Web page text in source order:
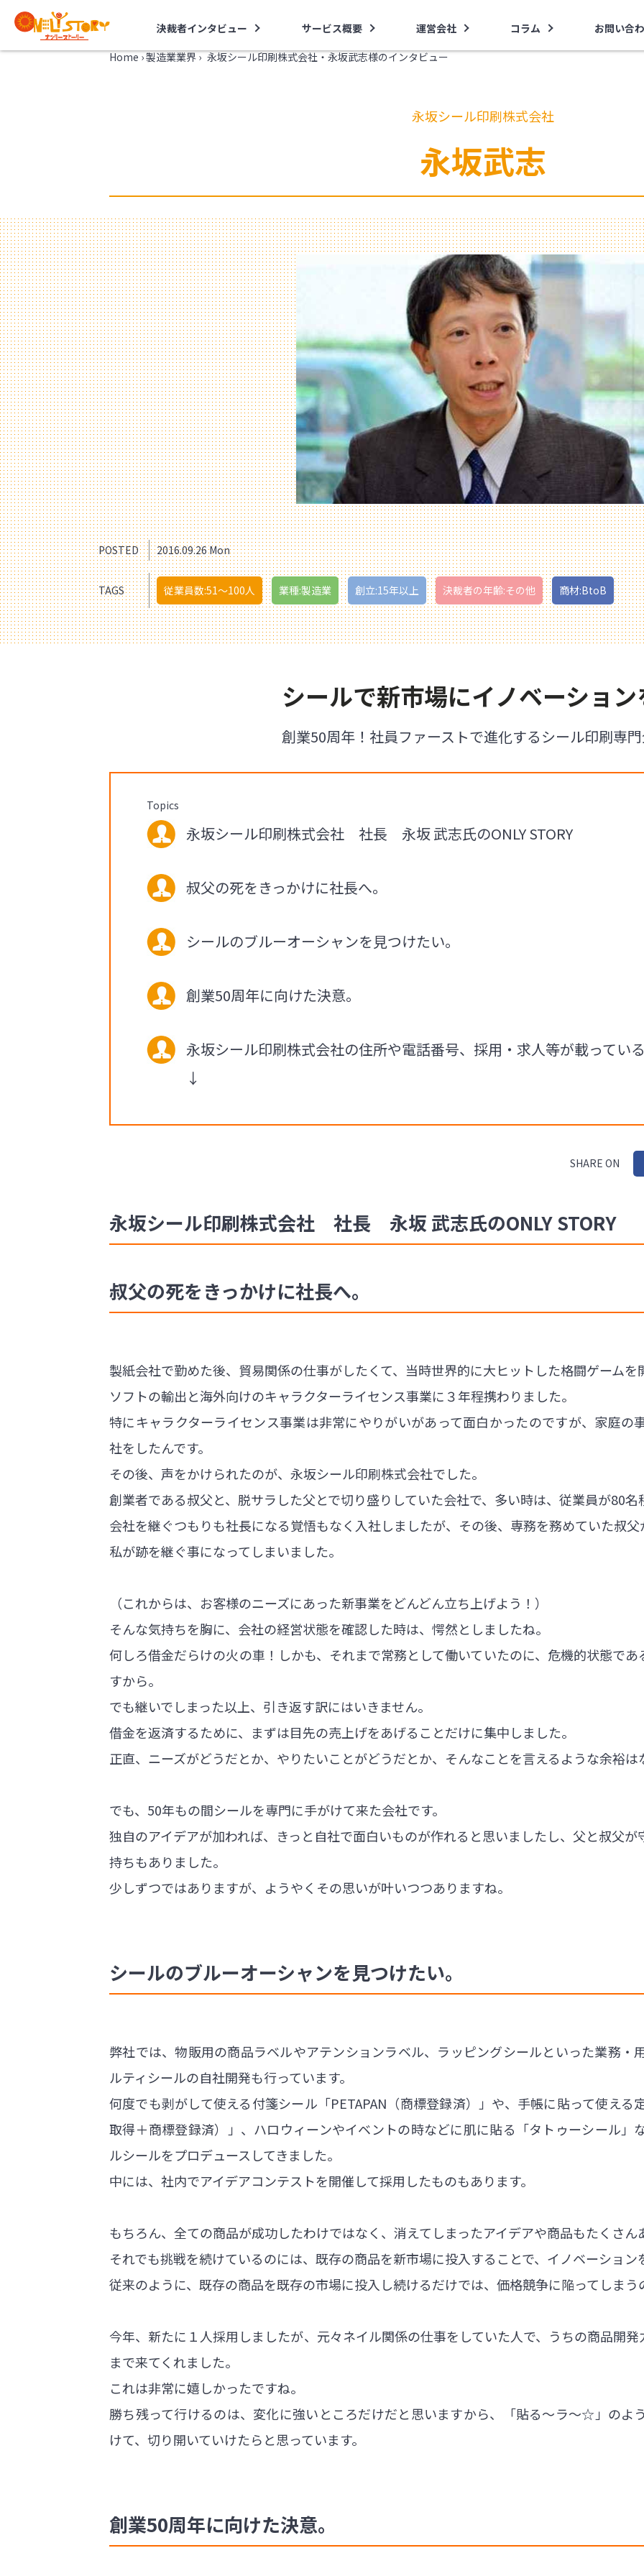
決裁者インタビュー サービス概要 運営会社 コラム お問い合
Home ›製造業業界 › 永坂シール印刷株式会社・永坂武志様のインタビュー
永坂シール印刷株式会社
永坂武志
POSTED 2016.09.26 Mon
TAGS 従業員数:51〜100人 業種:製造業 創立:15年以上 決裁者の年齢:その他 商材:BtoB
シールで新市場にイノベーション
創業50周年！社員ファーストで進化するシール印刷専門
Topics
永坂シール印刷株式会社 社長 永坂 武志氏のONLY STORY
叔父の死をきっかけに社長へ。
シールのブルーオーシャンを見つけたい。
創業50周年に向けた決意。
永坂シール印刷株式会社の住所や電話番号、採用・求人等が載ってい
↓
SHARE ON
永坂シール印刷株式会社 社長 永坂 武志氏のONLY STORY
叔父の死をきっかけに社長へ。
製紙会社で勤めた後、貿易関係の仕事がしたくて、当時世界的に大ヒットした格闘ゲームを
ソフトの輸出と海外向けのキャラクターライセンス事業に３年程携わりました。
特にキャラクターライセンス事業は非常にやりがいがあって面白かったのですが、家庭の
社をしたんです。
その後、声をかけられたのが、永坂シール印刷株式会社でした。
創業者である叔父と、脱サラした父とで切り盛りしていた会社で、多い時は、従業員が80名
会社を継ぐつもりも社長になる覚悟もなく入社しましたが、その後、専務を務めていた叔
私が跡を継ぐ事になってしまいました。
（これからは、お客様のニーズにあった新事業をどんどん立ち上げよう！）
そんな気持ちを胸に、会社の経営状態を確認した時は、愕然としましたね。
何しろ借金だらけの火の車！しかも、それまで常務として働いていたのに、危機的状態で
すから。
でも継いでしまった以上、引き返す訳にはいきません。
借金を返済するために、まずは目先の売上げをあげることだけに集中しました。
正直、ニーズがどうだとか、やりたいことがどうだとか、そんなことを言えるような余裕は
でも、50年もの間シールを専門に手がけて来た会社です。
独自のアイデアが加われば、きっと自社で面白いものが作れると思いましたし、父と叔父
持ちもありました。
少しずつではありますが、ようやくその思いが叶いつつありますね。
シールのブルーオーシャンを見つけたい。
弊社では、物販用の商品ラベルやアテンションラベル、ラッピングシールといった業務・
ルティシールの自社開発も行っています。
何度でも剥がして使える付箋シール「PETAPAN（商標登録済）」や、手帳に貼って使え
取得＋商標登録済）」、ハロウィーンやイベントの時などに肌に貼る「タトゥーシール」
ルシールをプロデュースしてきました。
中には、社内でアイデアコンテストを開催して採用したものもあります。
もちろん、全ての商品が成功したわけではなく、消えてしまったアイデアや商品もたくさん
それでも挑戦を続けているのには、既存の商品を新市場に投入することで、イノベーション
従来のように、既存の商品を既存の市場に投入し続けるだけでは、価格競争に陥ってしまう
今年、新たに１人採用しましたが、元々ネイル関係の仕事をしていた人で、うちの商品開
まで来てくれました。
これは非常に嬉しかったですね。
勝ち残って行けるのは、変化に強いところだけだと思いますから、「貼る〜ラ〜☆」のよ
けて、切り開いていけたらと思っています。
創業50周年に向けた決意。